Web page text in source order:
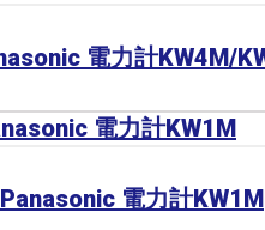
Panasonic 電力計KW1M